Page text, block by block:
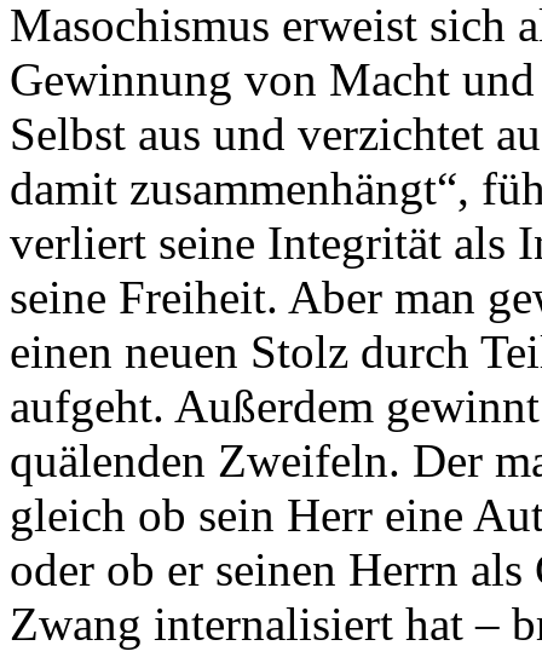
Masochismus erweist sich
Gewinnung von Macht
Selbst aus und verzichtet
damit zusammenhängt“,
verliert seine Integrität als
seine Freiheit. Aber man
einen neuen Stolz durch
aufgeht. Außerdem
quälenden Zweifeln. Der
gleich ob sein Herr eine
oder ob er seinen Herrn
Zwang internalisiert hat –